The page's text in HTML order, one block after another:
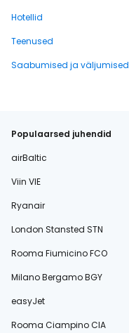
Hotellid
Teenused
Saabumised ja väljumised
Populaarsed juhendid
airBaltic
Viin VIE
Ryanair
London Stansted STN
Rooma Fiumicino FCO
Milano Bergamo BGY
easyJet
Rooma Ciampino CIA